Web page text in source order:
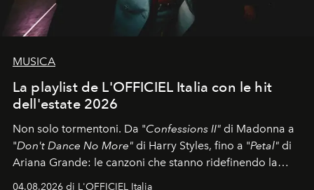
MUSICA
La playlist de L'OFFICIEL Italia con le hit
dell'estate 2026
Non solo tormentoni. Da "Confessions II" di Madonna a
"Don't Dance No More" di Harry Styles, fino a "Petal" di
Ariana Grande: le canzoni che stanno ridefinendo la
colonna sonora della stagione.
04.08.2026 di L'OFFICIEL Italia